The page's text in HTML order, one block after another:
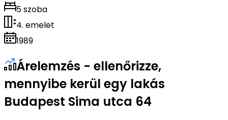
5 szoba
4. emelet
1989
Árelemzés - ellenőrizze,
mennyibe kerül egy lakás
Budapest Sima utca 64